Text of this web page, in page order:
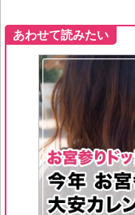
あわせて読みたい